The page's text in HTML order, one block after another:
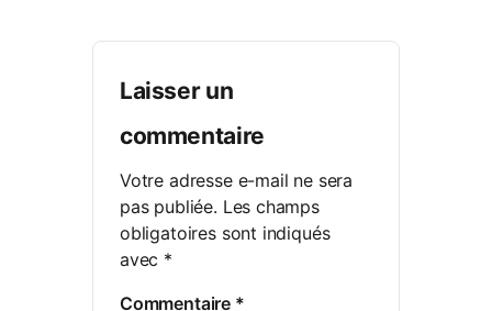
Laisser un
commentaire
Votre adresse e-mail ne sera
pas publiée. Les champs
obligatoires sont indiqués
avec *
Commentaire *